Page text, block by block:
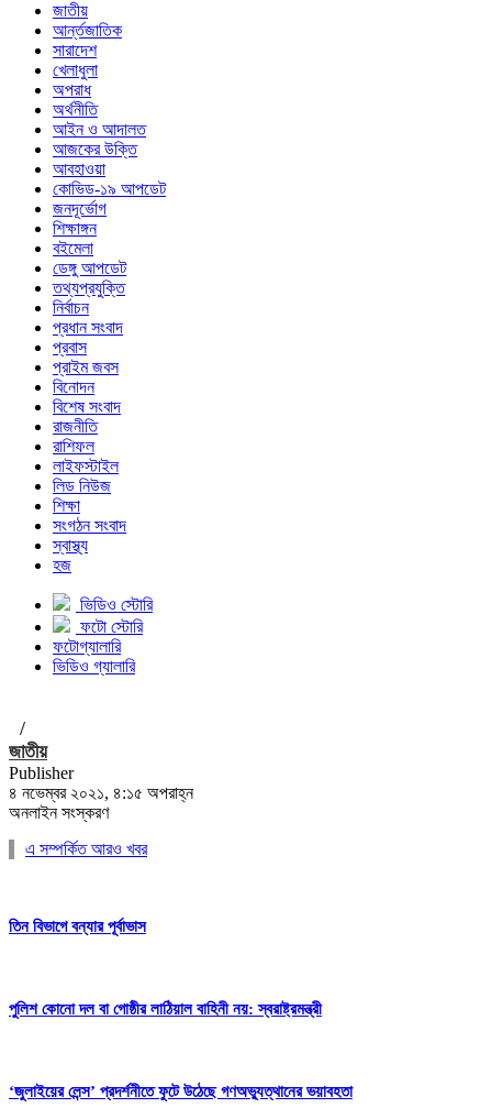
জাতীয়
আর্ন্তজাতিক
সারাদেশ
খেলাধুলা
অপরাধ
অর্থনীতি
আইন ও আদালত
আজকের উক্তি
আবহাওয়া
কোভিড-১৯ আপডেট
জনদূর্ভোগ
শিক্ষাঙ্গন
বইমেলা
ডেঙ্গু আপডেট
তথ্যপ্রযুক্তি
নির্বাচন
প্রধান সংবাদ
প্রবাস
প্রাইম জবস
বিনোদন
বিশেষ সংবাদ
রাজনীতি
রাশিফল
লাইফস্টাইল
লিড নিউজ
শিক্ষা
সংগঠন সংবাদ
স্বাস্থ্য
হজ
ভিডিও স্টোরি
ফটো স্টোরি
ফটোগ্যালারি
ভিডিও গ্যালারি
/
জাতীয়
Publisher
৪ নভেম্বর ২০২১, ৪:১৫ অপরাহ্ন
অনলাইন সংস্করণ
এ সম্পর্কিত আরও খবর
তিন বিভাগে বন্যার পূর্বাভাস
পুলিশ কোনো দল বা গোষ্ঠীর লাঠিয়াল বাহিনী নয়: স্বরাষ্ট্রমন্ত্রী
‘জুলাইয়ের লেন্স’ প্রদর্শনীতে ফুটে উঠেছে গণঅভ্যুত্থানের ভয়াবহতা